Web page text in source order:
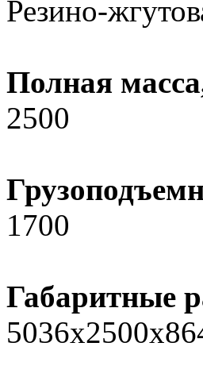
Резино-
Полная
2500
1700
Габаритные